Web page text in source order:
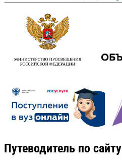
Путеводитель по сайту